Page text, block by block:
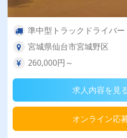
準中型トラックドライバー
宮城県仙台市宮城野区
260,000円～
求人内容を見
オンライン応